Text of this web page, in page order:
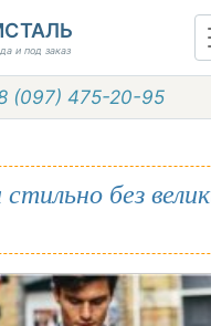
и под заказ
(097) 475-20-95
без